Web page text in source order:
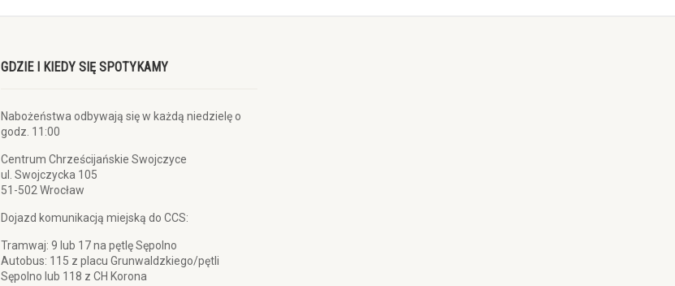
GDZIE I KIEDY SIĘ SPOTYKAMY
Nabożeństwa odbywają się w każdą niedzielę o
godz. 11:00
Centrum Chrześcijańskie Swojczyce
ul. Swojczycka 105
51-502 Wrocław
Dojazd komunikacją miejską do CCS:
Tramwaj: 9 lub 17 na pętlę Sępolno
Autobus: 115 z placu Grunwaldzkiego/pętli
Sępolno lub 118 z CH Korona